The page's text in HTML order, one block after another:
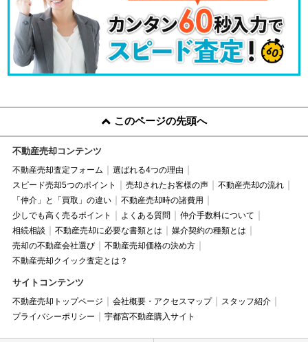
このページの先頭へ
不動産売却コンテンツ
不動産売却査定フォーム
選ばれる4つの理由
スピード売却5つのポイント
売却されたお客様の声
不動産売却の流れ
「仲介」と「買取」の違い
不動産売却時の諸費用
少しでも高く売るポイント
よくある質問
仲介手数料について
相続相談
不動産売却に必要な書類とは
媒介契約の種類とは
売却の不動産会社選び
不動産売却価格の決め方
不動産売却クイック査定とは？
サイトコンテンツ
不動産売却トップページ 会社概要・アクセスマップ
スタッフ紹介
プライバシーポリシー
宇都宮不動産購入サイト